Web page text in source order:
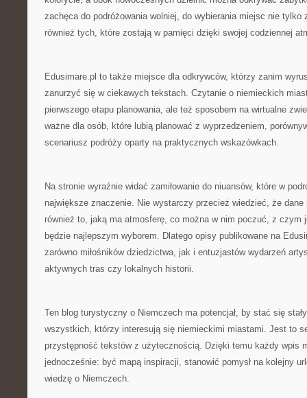
zachęca do podróżowania wolniej, do wybierania miejsc nie tylko
również tych, które zostają w pamięci dzięki swojej codziennej
Edusimare.pl to także miejsce dla odkrywców, którzy zanim
zanurzyć się w ciekawych tekstach. Czytanie o niemieckich
pierwszego etapu planowania, ale też sposobem na wirtualne
ważne dla osób, które lubią planować z wyprzedzeniem,
scenariusz podróży oparty na praktycznych wskazówkach.
Na stronie wyraźnie widać zamiłowanie do niuansów, które w
największe znaczenie. Nie wystarczy przecież wiedzieć, że
również to, jaką ma atmosferę, co można w nim poczuć, z czym
będzie najlepszym wyborem. Dlatego opisy publikowane na
zarówno miłośników dziedzictwa, jak i entuzjastów wydarzeń
aktywnych tras czy lokalnych historii.
Ten blog turystyczny o Niemczech ma potencjał, by stać się
wszystkich, którzy interesują się niemieckimi miastami. Jest to
przystępność tekstów z użytecznością. Dzięki temu każdy wpis
jednocześnie: być mapą inspiracji, stanowić pomysł na kolejny
wiedzę o Niemczech.